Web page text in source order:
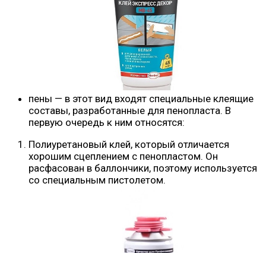
пены — в этот вид входят специальные клеящие
составы, разработанные для пенопласта. В
первую очередь к ним относятся:
Полиуретановый клей, который отличается
хорошим сцеплением с пенопластом. Он
расфасован в баллончики, поэтому используется
со специальным пистолетом.